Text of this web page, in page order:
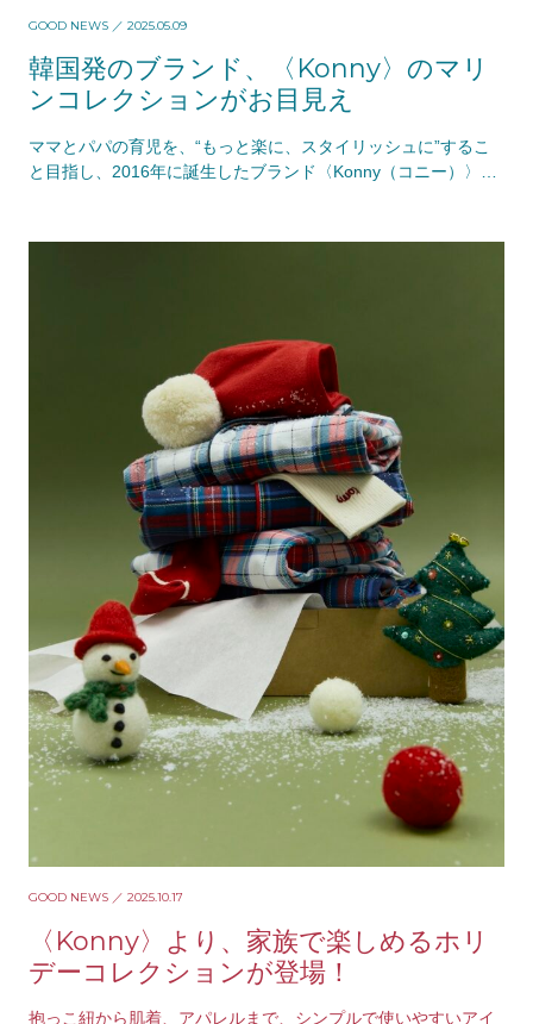
GOOD NEWS ／ 2025.05.09
韓国発のブランド、〈Konny〉のマリ
ンコレクションがお目見え
ママとパパの育児を、“もっと楽に、スタイリッシュに”するこ
と目指し、2016年に誕生したブランド〈Konny（コニー）〉。
GOOD NEWS ／ 2025.10.17
〈Konny〉より、家族で楽しめるホリ
デーコレクションが登場！
抱っこ紐から肌着、アパレルまで、シンプルで使いやすいアイ